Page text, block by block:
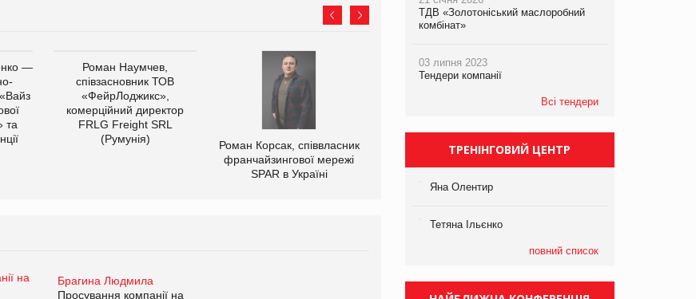
—
та
Роман Наумчев,
співзасновник ТОВ
«ФейрЛоджикс»,
комерційний директор
FRLG Freight SRL
(Румунія)
Роман Корсак, співвласник
франчайзингової мережі
SPAR в Україні
Олексій Логачов-Михайлов
Файно маркет Директор
Брагина Людмила
Просування компанії на
Брагина Людмила
Просування компанії на
ТДВ «Золотоніський маслоробний
комбінат»
03 липня 2023
Тендери компанії
Всі тендери
ТРЕНІНГОВИЙ ЦЕНТР
Яна Олентир
Тетяна Ільєнко
повний список